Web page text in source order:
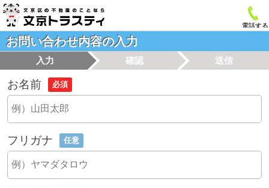
電話する
お問い合わせ内容の入力
入力 確認 送信
お名前 必須
フリガナ 任意